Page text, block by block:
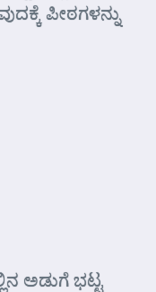
ಪೀಠಗಳನ್ನು
ಅಡುಗೆ ಭಟ್ಟ